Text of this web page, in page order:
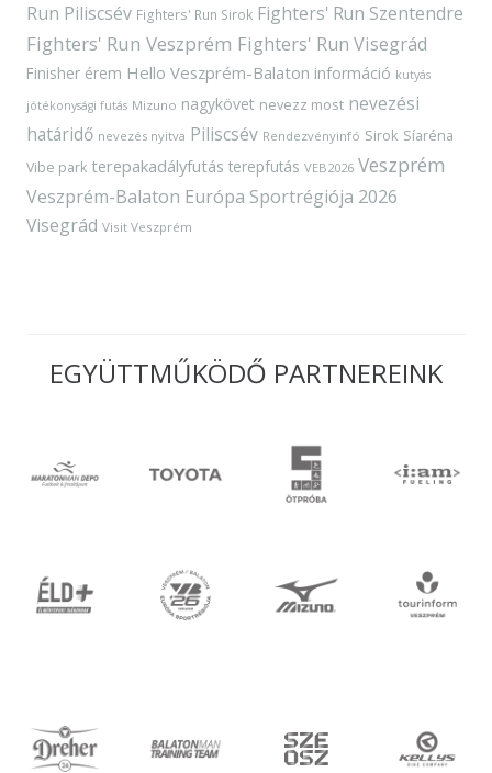
Run Piliscsév Fighters' Run Sirok Fighters' Run Szentendre
Fighters' Run Veszprém Fighters' Run Visegrád
Finisher érem Hello Veszprém-Balaton információ kutyás
jótékonysági futás Mizuno nagykövet nevezz most nevezési
határidő nevezés nyitva Piliscsév Rendezvényinfó Sirok Síaréna
Vibe park terepakadályfutás terepfutás VEB2026 Veszprém
Veszprém-Balaton Európa Sportrégiója 2026
Visegrád Visit Veszprém
EGYÜTTMŰKÖDŐ PARTNEREINK